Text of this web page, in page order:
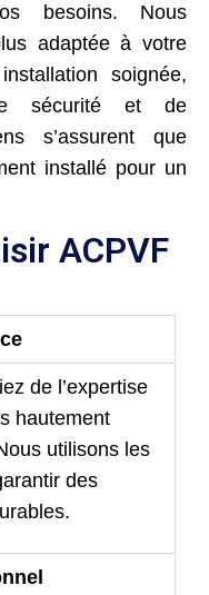
besoins. Nous
adaptée à votre
soignée,
sécurité et de
s’assurent que
installé pour un
ACPVF
de l’expertise
hautement
utilisons les
des